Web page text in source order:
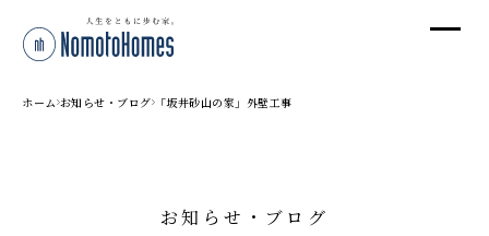
ホーム お知らせ・ブログ 「坂井砂山の家」外壁工事
お知らせ・ブログ